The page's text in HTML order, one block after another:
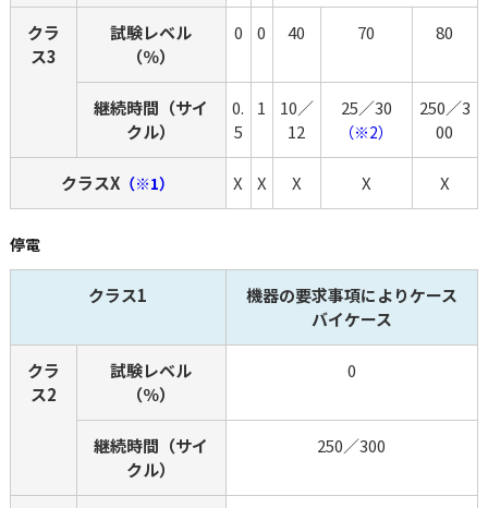
クラ
ス3
試験レベル
（％）
0 0 40 70 80
継続時間（サイ
クル）
0.
5
1
10／
12
25／30
（※2）
250／3
00
クラスX （※1） X X X X X
停電
クラス1
機器の要求事項によりケース
バイケース
クラ
ス2
試験レベル
（％）
0
継続時間（サイ
クル）
250／300